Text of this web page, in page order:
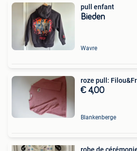
pull enfant
Bieden
Wavre
roze pull:
€ 4,00
Blankenberge